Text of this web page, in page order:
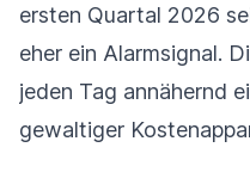
ersten Quartal 2026
eher ein Alarmsignal.
jeden Tag annähernd
gewaltiger